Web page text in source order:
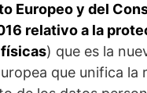
Europeo y del
relativo a la
) que es la
que unifica la